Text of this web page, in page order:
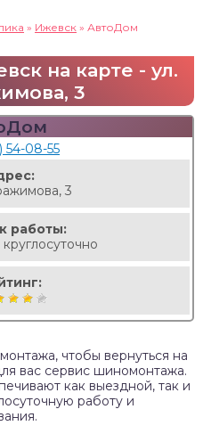
» Ижевск » АвтоДом
на карте - ул.
3
54-08-55
3
работы:
чтобы вернуться на
вас сервис шиномонтажа.
как выездной, так и
работу и